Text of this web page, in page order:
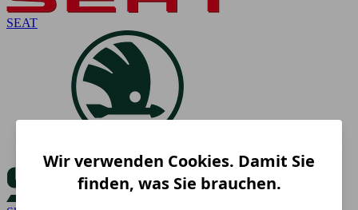
SEAT
Wir verwenden Cookies. Damit Sie
finden, was Sie brauchen.